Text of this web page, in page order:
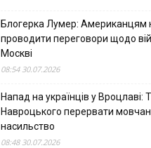
Блогерка Лумер: Американцям
проводити переговори щодо
Москві
08:54 30.07.2026
Напад на українців у Вроцлаві:
Навроцького перервати
насильство
08:48 30.07.2026